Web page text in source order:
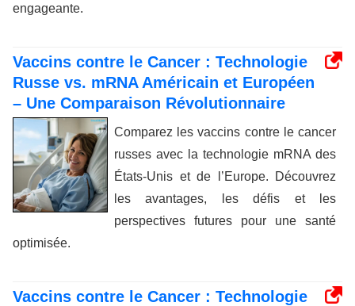
engageante.
Vaccins contre le Cancer : Technologie
Russe vs. mRNA Américain et Européen
– Une Comparaison Révolutionnaire
Comparez les vaccins contre le cancer
russes avec la technologie mRNA des
États-Unis et de l’Europe. Découvrez
les avantages, les défis et les
perspectives futures pour une santé
optimisée.
Vaccins contre le Cancer : Technologie